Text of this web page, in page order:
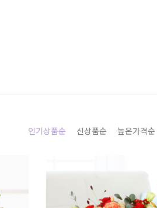
인기상품순 신상품순 높은가격순